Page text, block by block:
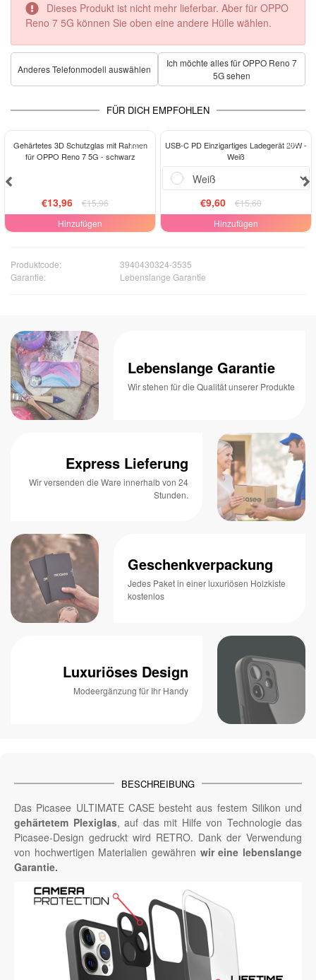
Dieses Produkt ist nicht mehr lieferbar. Aber für OPPO
Reno 7 5G können Sie oben eine andere Hülle wählen.
Anderes Telefonmodell auswählen
Ich möchte alles für OPPO Reno 7
5G sehen
FÜR DICH EMPFOHLEN
-13%
Gehärtetes 3D Schutzglas mit Rahmen
für OPPO Reno 7 5G - schwarz
€13,96
€15,96
Hinzufügen
-38%
USB-C PD Einzigartiges Ladegerät 20W -
Weiß
€9,60
€15,60
Hinzufügen
Produktcode:
3940430324-3535
Garantie:
Lebenslange Garantie
Lebenslange Garantie
Wir stehen für die Qualität unserer Produkte
Express Lieferung
Wir versenden die Ware innerhalb von 24
Stunden.
Geschenkverpackung
Jedes Paket in einer luxuriösen Holzkiste
kostenlos
Luxuriöses Design
Modeergänzung für Ihr Handy
BESCHREIBUNG
Das Picasee ULTIMATE CASE besteht aus festem Silikon und
gehärtetem Plexiglas, auf das mit Hilfe von Technologie das
Picasee-Design gedruckt wird RETRO. Dank der Verwendung
von hochwertigen Materialien gewähren wir eine lebenslange
Garantie.